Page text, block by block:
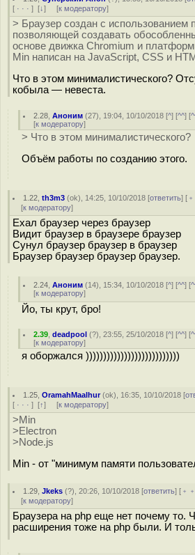
[ · · · ] [↓] [к модератору]
> Браузер создан с
позволяющей создавать
основе движка Chromium и
Min написан на JavaScript, CSS и
Что в этом минималистического?
кобыла — невеста.
2.28 ,Аноним (27), 19:04, 10/10/2018 [^] [^^] [
[к модератору]
> Что в этом минималистического?
Объём работы по созданию этого.
1.22 ,th3m3 (ok), 14:25, 10/10/2018 [ответить] [
[к модератору]
Ехал браузер через браузер
Видит браузер в браузере браузер
Сунул браузер браузер в браузер
Браузер браузер браузер браузер.
2.24 ,Аноним (14), 15:34, 10/10/2018 [^] [^^] [
[к модератору]
Йо, ты крут, бро!
2.39 ,deadpool (?), 23:55, 25/10/2018 [^] [^^] [
[к модератору]
я оборжался )))))))))))))))))))))))))))
1.25 ,OramahMaalhur(ok), 16:35, 10/10/2018 [
[ · · · ] [↑] [к модератору]
>Min
>Electron
>Node.js
Min - от "минимум памяти
1.29 ,Jkeks (?), 20:26, 10/10/2018 [ответить] [
[к модератору]
Браузера на php еще нет почему то.
расширения тоже на php были. И